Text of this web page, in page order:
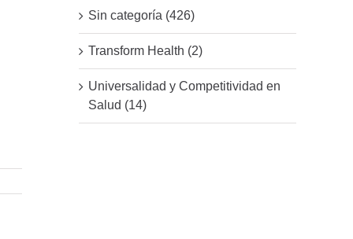
Sin categoría (426)
Transform Health (2)
Universalidad y Competitividad en
Salud (14)